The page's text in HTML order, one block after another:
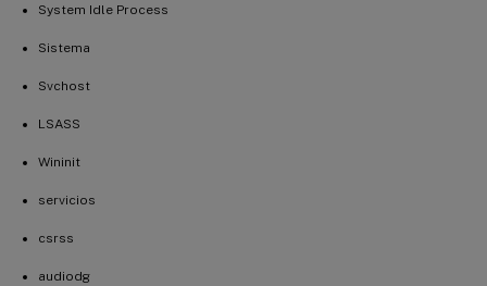
System Idle Process
Sistema
Svchost
LSASS
Wininit
servicios
csrss
audiodg